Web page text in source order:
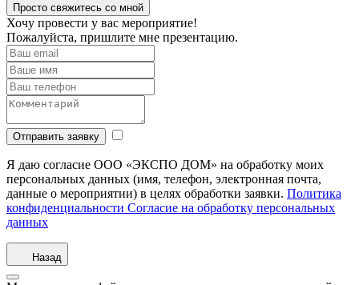
Просто свяжитесь со мной
Хочу провести у вас мероприятие!
Пожалуйста, пришлите мне презентацию.
Отправить заявку
Я даю согласие ООО «ЭКСПО ДОМ» на обработку моих
персональных данных (имя, телефон, электронная почта,
данные о мероприятии) в целях обработки заявки. Политика
конфиденциальности Согласие на обработку персональных
данных
Назад